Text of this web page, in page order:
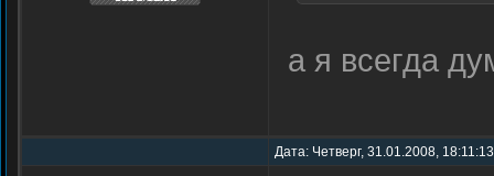
а я всегда
Дата: Четверг, 31.01.2008,